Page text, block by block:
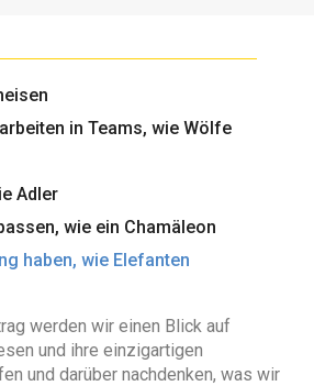
in Teams, wie Wölfe
Adler
wie ein Chamäleon
haben, wie Elefanten
werden wir einen Blick auf
und ihre einzigartigen
und darüber nachdenken, was wir